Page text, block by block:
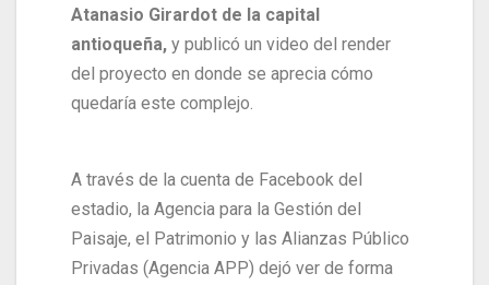
Atanasio Girardot de la capital
antioqueña, y publicó un video del render
del proyecto en donde se aprecia cómo
quedaría este complejo.
A través de la cuenta de Facebook del
estadio, la Agencia para la Gestión del
Paisaje, el Patrimonio y las Alianzas Público
Privadas (Agencia APP) dejó ver de forma